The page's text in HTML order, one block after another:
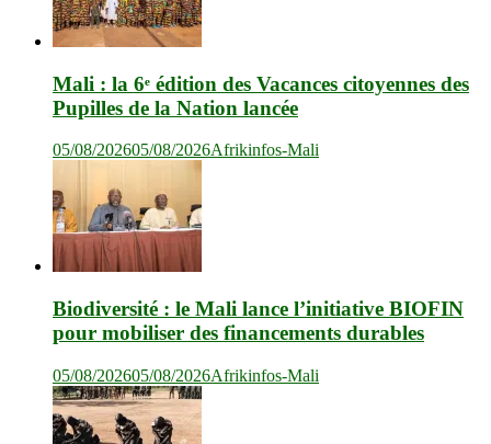
Mali : la 6ᵉ édition des Vacances citoyennes des
Pupilles de la Nation lancée
05/08/202605/08/2026Afrikinfos-Mali
Biodiversité : le Mali lance l’initiative BIOFIN
pour mobiliser des financements durables
05/08/202605/08/2026Afrikinfos-Mali